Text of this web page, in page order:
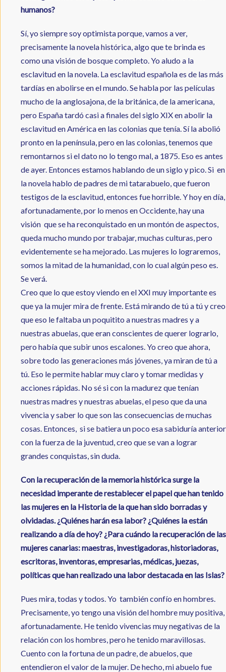
humanos?
Sí, yo siempre soy optimista porque, vamos a ver,
precisamente la novela histórica, algo que te brinda es
como una visión de bosque completo. Yo aludo a la
esclavitud en la novela. La esclavitud española es de las más
tardías en abolirse en el mundo. Se habla por las películas
mucho de la anglosajona, de la británica, de la americana,
pero España tardó casi a finales del siglo XIX en abolir la
esclavitud en América en las colonias que tenía. Sí la abolió
pronto en la península, pero en las colonias, tenemos que
remontarnos si el dato no lo tengo mal, a 1875. Eso es antes
de ayer. Entonces estamos hablando de un siglo y pico. Si en
la novela hablo de padres de mi tatarabuelo, que fueron
testigos de la esclavitud, entonces fue horrible. Y hoy en día,
afortunadamente, por lo menos en Occidente, hay una
visión que se ha reconquistado en un montón de aspectos,
queda mucho mundo por trabajar, muchas culturas, pero
evidentemente se ha mejorado. Las mujeres lo lograremos,
somos la mitad de la humanidad, con lo cual algún peso es.
Se verá.
Creo que lo que estoy viendo en el XXI muy importante es
que ya la mujer mira de frente. Está mirando de tú a tú y creo
que eso le faltaba un poquitito a nuestras madres y a
nuestras abuelas, que eran conscientes de querer lograrlo,
pero había que subir unos escalones. Yo creo que ahora,
sobre todo las generaciones más jóvenes, ya miran de tú a
tú. Eso le permite hablar muy claro y tomar medidas y
acciones rápidas. No sé si con la madurez que tenían
nuestras madres y nuestras abuelas, el peso que da una
vivencia y saber lo que son las consecuencias de muchas
cosas. Entonces, si se batiera un poco esa sabiduría anterior
con la fuerza de la juventud, creo que se van a lograr
grandes conquistas, sin duda.
Con la recuperación de la memoria histórica surge la
necesidad imperante de restablecer el papel que han tenido
las mujeres en la Historia de la que han sido borradas y
olvidadas. ¿Quiénes harán esa labor? ¿Quiénes la están
realizando a día de hoy? ¿Para cuándo la recuperación de las
mujeres canarias: maestras, investigadoras, historiadoras,
escritoras, inventoras, empresarias, médicas, juezas,
políticas que han realizado una labor destacada en las Islas?
Pues mira, todas y todos. Yo también confío en hombres.
Precisamente, yo tengo una visión del hombre muy positiva,
afortunadamente. He tenido vivencias muy negativas de la
relación con los hombres, pero he tenido maravillosas.
Cuento con la fortuna de un padre, de abuelos, que
entendieron el valor de la mujer. De hecho, mi abuelo fue